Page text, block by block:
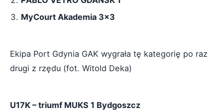
MyCourt Akademia 3x3
Ekipa Port Gdynia GAK wygrała tę kategorię po raz
drugi z rzędu (fot. Witold Deka)
U17K – triumf MUKS 1 Bydgoszcz